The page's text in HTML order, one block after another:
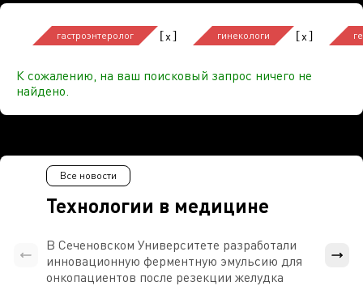
гастроэнтеролог [x] гинекологи [x]
К сожалению, на ваш поисковый запрос ничего не
найдено.
Технологии в медицине
Все новости
В Сеченовском Университете разработали
инновационную ферментную эмульсию для
онкопациентов после резекции желудка